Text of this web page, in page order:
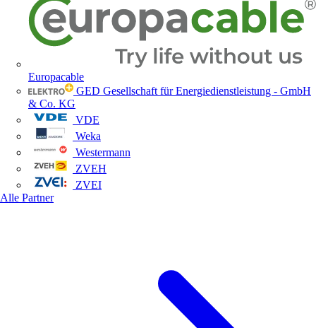
Europacable
GED Gesellschaft für Energiedienstleistung - GmbH
& Co. KG
VDE
Weka
Westermann
ZVEH
ZVEI
Alle Partner